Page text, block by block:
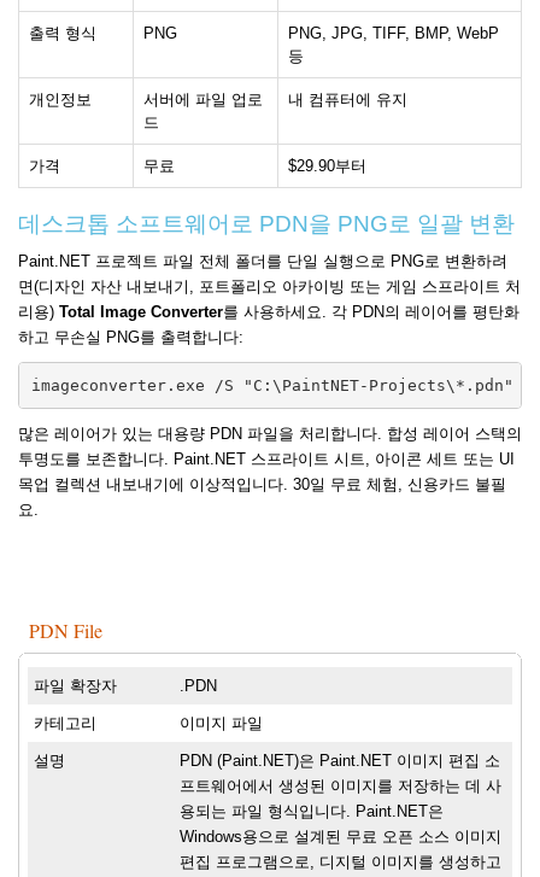
출력 형식 PNG
PNG, JPG, TIFF, BMP, WebP
등
개인정보
서버에 파일 업로
드
내 컴퓨터에 유지
가격 무료 $29.90부터
데스크톱 소프트웨어로 PDN을 PNG로 일괄 변환
Paint.NET 프로젝트 파일 전체 폴더를 단일 실행으로 PNG로 변환하려
면(디자인 자산 내보내기, 포트폴리오 아카이빙 또는 게임 스프라이트 처
리용) Total Image Converter를 사용하세요. 각 PDN의 레이어를 평탄화
하고 무손실 PNG를 출력합니다:
imageconverter.exe /S "C:\PaintNET-Projects\*.pdn" /F
많은 레이어가 있는 대용량 PDN 파일을 처리합니다. 합성 레이어 스택의
투명도를 보존합니다. Paint.NET 스프라이트 시트, 아이콘 세트 또는 UI
목업 컬렉션 내보내기에 이상적입니다. 30일 무료 체험, 신용카드 불필
요.
PDN File
파일 확장자 .PDN
카테고리 이미지 파일
설명
PDN (Paint.NET)은 Paint.NET 이미지 편집 소
프트웨어에서 생성된 이미지를 저장하는 데 사
용되는 파일 형식입니다. Paint.NET은
Windows용으로 설계된 무료 오픈 소스 이미지
편집 프로그램으로, 디지털 이미지를 생성하고